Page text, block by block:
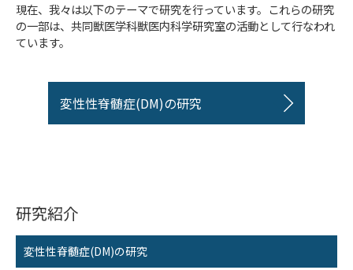
現在、我々は以下のテーマで研究を行っています。これらの研究
の一部は、共同獣医学科獣医内科学研究室の活動として行なわれ
ています。
変性性脊髄症(DM)の研究
研究紹介
変性性脊髄症(DM)の研究